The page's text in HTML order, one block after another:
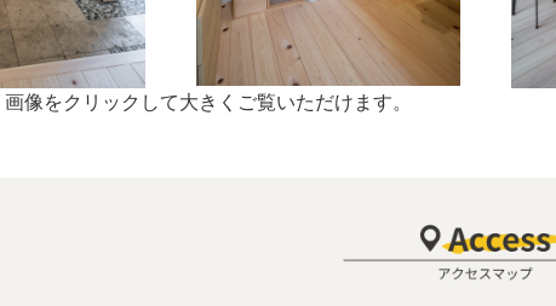
像をクリックして大きくご覧いただけます。